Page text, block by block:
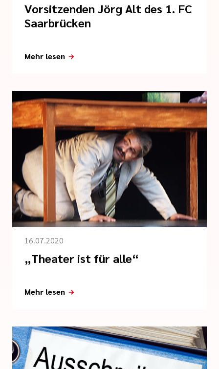
Vorsitzenden Jörg Alt des 1. FC
Saarbrücken
Mehr lesen
16.07.2020
„Theater ist für alle“
Mehr lesen